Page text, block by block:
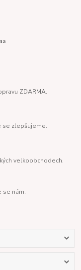
ZDARMA.
se zlepšujeme.
velkoobchodech.
se nám.